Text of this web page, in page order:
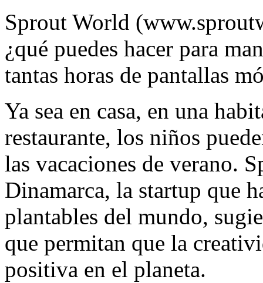
Sprout World
¿qué puedes hacer para
tantas horas de pantallas
Ya sea en casa, en una
restaurante, los niños
las vacaciones de verano.
Dinamarca, la startup que
plantables del mundo,
que permitan que la
positiva en el planeta.